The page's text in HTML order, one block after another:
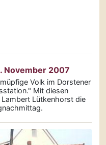
November 2007
Volk im Dorstener
Mit diesen
Lütkenhorst die